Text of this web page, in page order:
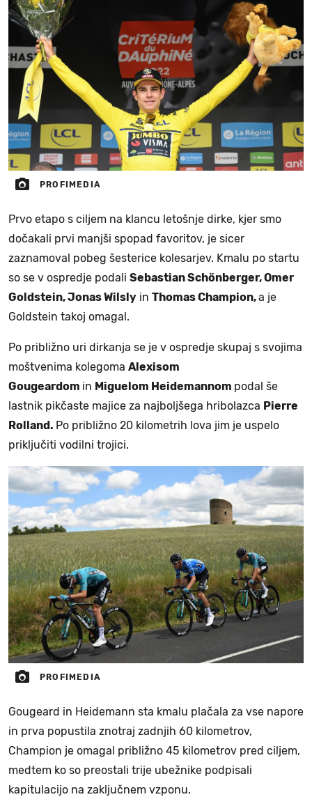
PROFIMEDIA
Prvo etapo s ciljem na klancu letošnje dirke, kjer smo
dočakali prvi manjši spopad favoritov, je sicer
zaznamoval pobeg šesterice kolesarjev. Kmalu po startu
so se v ospredje podali Sebastian Schönberger, Omer
Goldstein, Jonas Wilsly in Thomas Champion,a je
Goldstein takoj omagal.
Po približno uri dirkanja se je v ospredje skupaj s svojima
moštvenima kolegoma Alexisom
Gougeardom in Miguelom Heidemannom podal še
lastnik pikčaste majice za najboljšega hribolazca Pierre
Rolland. Po približno 20 kilometrih lova jim je uspelo
priključiti vodilni trojici.
PROFIMEDIA
Gougeard in Heidemann sta kmalu plačala za vse napore
in prva popustila znotraj zadnjih 60 kilometrov,
Champion je omagal približno 45 kilometrov pred ciljem,
medtem ko so preostali trije ubežnike podpisali
kapitulacijo na zaključnem vzponu.